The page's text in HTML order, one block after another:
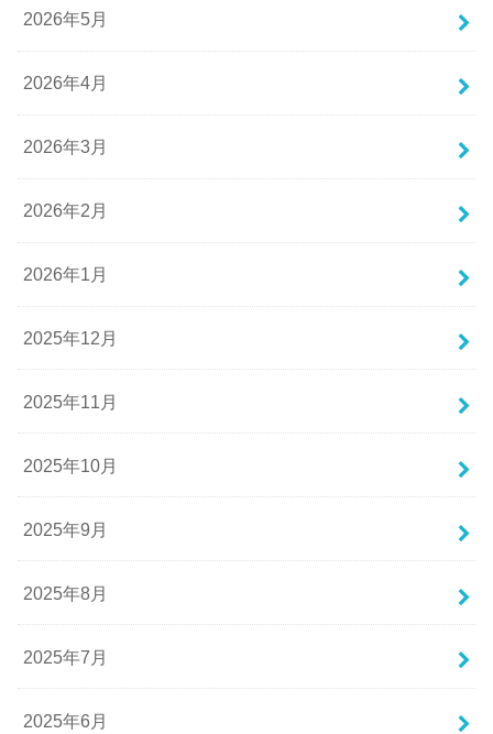
2026年5月
2026年4月
2026年3月
2026年2月
2026年1月
2025年12月
2025年11月
2025年10月
2025年9月
2025年8月
2025年7月
2025年6月